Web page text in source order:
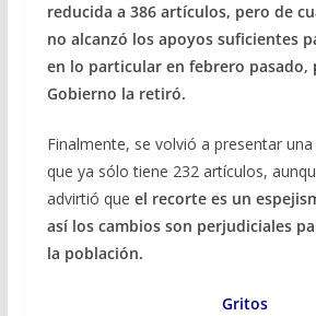
reducida a 386 artículos, pero de
no alcanzó los apoyos suficientes
en lo particular en febrero pasado,
Gobierno la retiró.
Finalmente, se volvió a presentar
que ya sólo tiene 232 artículos,
advirtió que el recorte es un
así los cambios son perjudiciales
la población.
Gritos